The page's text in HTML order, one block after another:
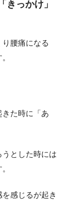
きっかけ」
腰痛になる
きた時に「あ
とした時には
感じるが起き